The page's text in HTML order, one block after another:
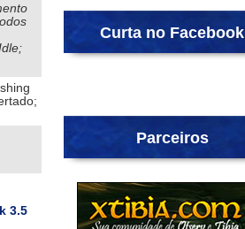
3.5
Curta no Facebook
Parceiros